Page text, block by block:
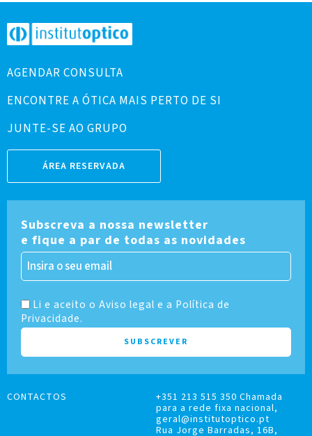
AGENDAR CONSULTA
ENCONTRE A ÓTICA MAIS PERTO DE SI
JUNTE-SE AO GRUPO
ÁREA RESERVADA
Subscreva a nossa newsletter
e fique a par de todas as novidades
Li e aceito o Aviso legal e a Política de
Privacidade.
CONTACTOS
+351 213 515 350 Chamada
para a rede fixa nacional,
geral@institutoptico.pt
Rua Jorge Barradas, 16B,